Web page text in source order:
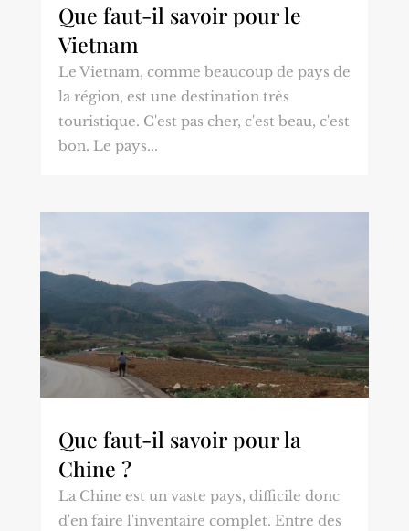
Que faut-il savoir pour le
Vietnam
Le Vietnam, comme beaucoup de pays de
la région, est une destination très
touristique. C'est pas cher, c'est beau, c'est
bon. Le pays...
Que faut-il savoir pour la
Chine ?
La Chine est un vaste pays, difficile donc
d'en faire l'inventaire complet. Entre des